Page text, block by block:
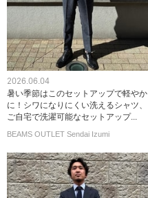
2026.06.04
暑い季節はこのセットアップで軽やか
に！シワになりにくい洗えるシャツ、
ご自宅で洗濯可能なセットアップ...
BEAMS OUTLET Sendai Izumi